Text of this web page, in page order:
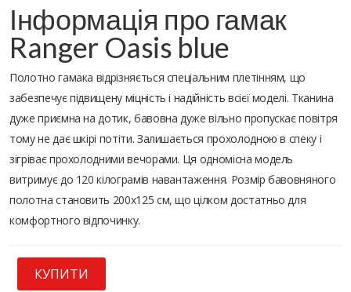
Інформація про гамак
Ranger Oasis blue
Полотно гамака відрізняється спеціальним плетінням, що
забезпечує підвищену міцність і надійність всієї моделі. Тканина
дуже приємна на дотик, бавовна дуже вільно пропускає повітря
тому не дає шкірі потіти. Залишається прохолодною в спеку і
зігріває прохолодними вечорами. Ця одномісна модель
витримує до 120 кілограмів навантаження. Розмір бавовняного
полотна становить 200x125 см, що цілком достатньо для
комфортного відпочинку.
КУПИТИ